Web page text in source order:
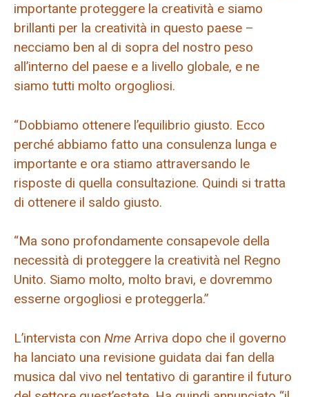
importante proteggere la creatività e siamo
brillanti per la creatività in questo paese –
necciamo ben al di sopra del nostro peso
all’interno del paese e a livello globale, e ne
siamo tutti molto orgogliosi.
“Dobbiamo ottenere l’equilibrio giusto. Ecco
perché abbiamo fatto una consulenza lunga e
importante e ora stiamo attraversando le
risposte di quella consultazione. Quindi si tratta
di ottenere il saldo giusto.
“Ma sono profondamente consapevole della
necessità di proteggere la creatività nel Regno
Unito. Siamo molto, molto bravi, e dovremmo
esserne orgogliosi e proteggerla.”
L’intervista con Nme Arriva dopo che il governo
ha lanciato una revisione guidata dai fan della
musica dal vivo nel tentativo di garantire il futuro